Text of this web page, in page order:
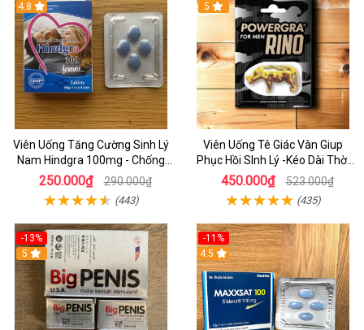
4.8
Viên Uống Tăng Cường Sinh Lý
Nam Hindgra 100mg - Chống
XTS & Kéo Dài Thời Gian Ở nam
250.000₫ 290.000₫
(443)
5
Viên Uống Tê Giác Vàn Giup
Phục Hồi SInh Lý -Kéo Dài Thời
Gian vỉ 1 Viên
450.000₫ 523.000₫
(435)
-13%
5
-11%
4.5